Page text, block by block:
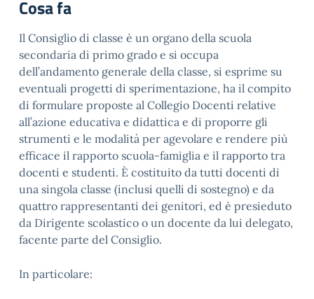
Cosa fa
Il Consiglio di classe è un organo della scuola
secondaria di primo grado e si occupa
dell’andamento generale della classe, si esprime su
eventuali progetti di sperimentazione, ha il compito
di formulare proposte al Collegio Docenti relative
all’azione educativa e didattica e di proporre gli
strumenti e le modalità per agevolare e rendere più
efficace il rapporto scuola-famiglia e il rapporto tra
docenti e studenti. È costituito da tutti docenti di
una singola classe (inclusi quelli di sostegno) e da
quattro rappresentanti dei genitori, ed è presieduto
da Dirigente scolastico o un docente da lui delegato,
facente parte del Consiglio.
In particolare: